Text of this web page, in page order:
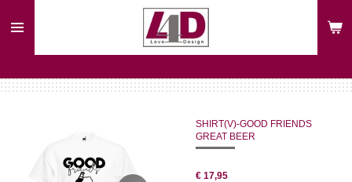
direct
hoofdinhoud
SHIRT(V)-GOOD FRIENDS
GREAT BEER
€ 17,95